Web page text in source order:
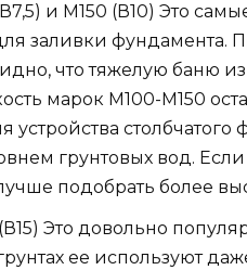
и М150 (В10) Это
заливки фундамента.
что тяжелую баню
марок М100-М150
устройства
грунтовых вод.
подобрать более
Это довольно
ее используют